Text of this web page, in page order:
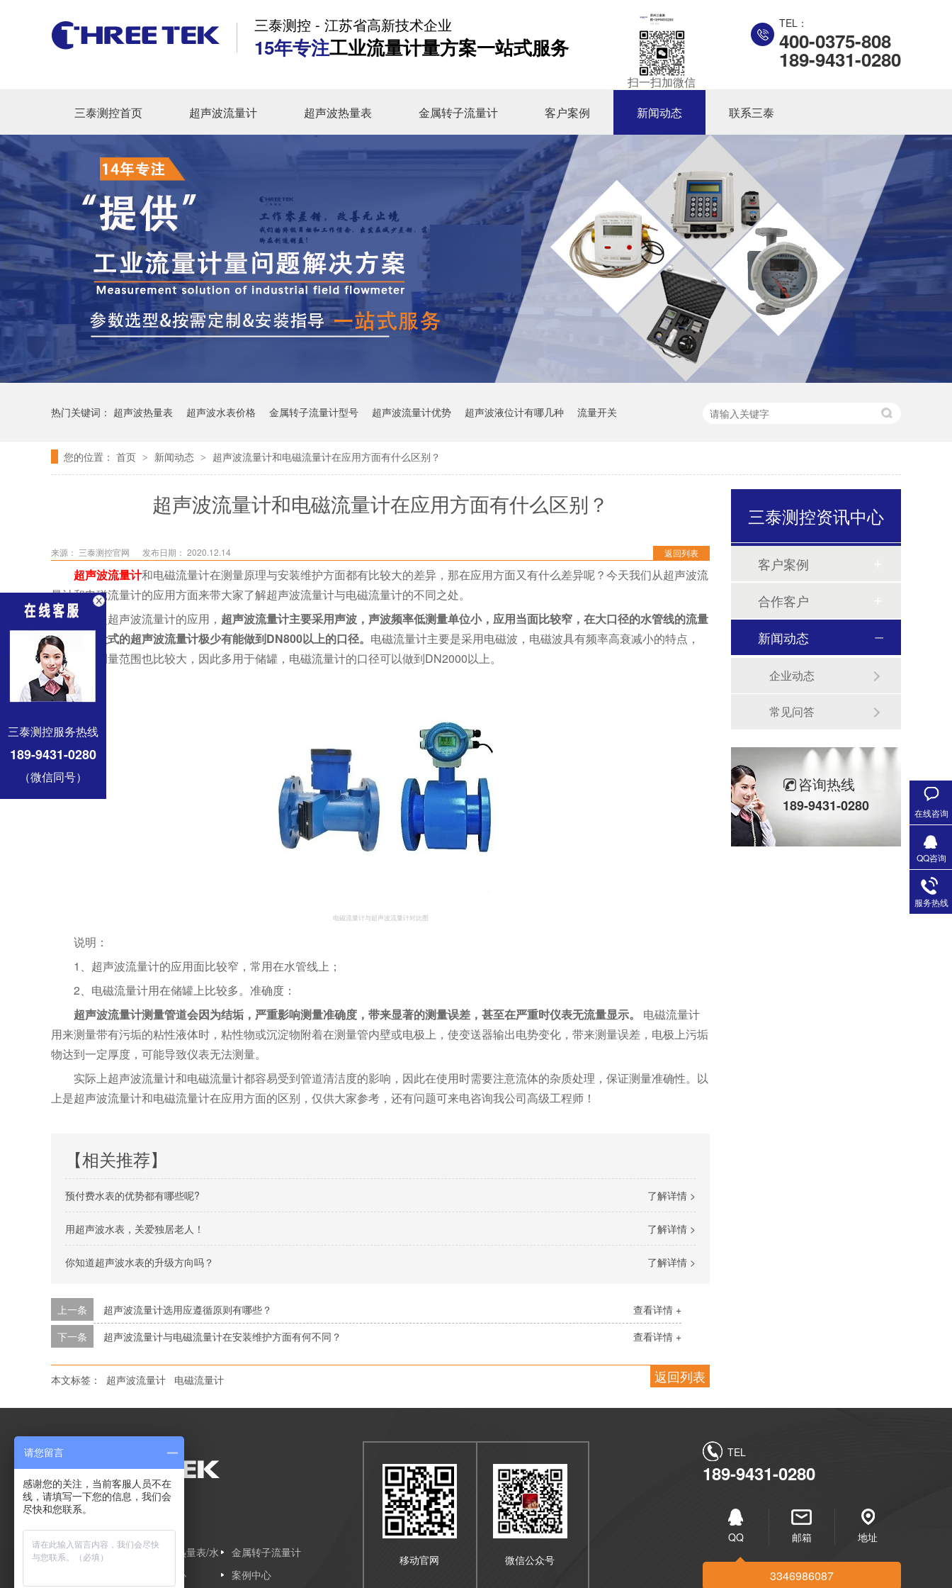
三泰测控 - 江苏省高新技术企业
15年专注工业流量计量方案一站式服务
扫一扫加微信
TEL：
400-0375-808
189-9431-0280
三泰测控首页 超声波流量计 超声波热量表 金属转子流量计 客户案例 新闻动态 联系三泰
热门关键词： 超声波热量表 超声波水表价格 金属转子流量计型号 超声波流量计优势 超声波液位计有哪几种 流量开关
您的位置： 首页 > 新闻动态 > 超声波流量计和电磁流量计在应用方面有什么区别？
超声波流量计和电磁流量计在应用方面有什么区别？
返回列表
来源： 三泰测控官网 发布日期： 2020.12.14
超声波流量计和电磁流量计在测量原理与安装维护方面都有比较大的差异，那在应用方面又有什么差异呢？今天我们从超声波流
量计和电磁流量计的应用方面来带大家了解超声波流量计与电磁流量计的不同之处。
首先是超声波流量计的应用， 超声波流量计主要采用声波，声波频率低测量单位小，应用当面比较窄，在大口径的水管线的流量
测量，管段式的超声波流量计极少有能做到DN800以上的口径。 电磁流量计主要是采用电磁波，电磁波具有频率高衰减小的特点，
导波管的测量范围也比较大，因此多用于储罐，电磁流量计的口径可以做到DN2000以上。
电磁流量计与超声波流量计对比图
说明：
1、超声波流量计的应用面比较窄，常用在水管线上；
2、电磁流量计用在储罐上比较多。准确度：
超声波流量计测量管道会因为结垢，严重影响测量准确度，带来显著的测量误差，甚至在严重时仪表无流量显示。
电磁流量计
用来测量带有污垢的粘性液体时，粘性物或沉淀物附着在测量管内壁或电极上，使变送器输出电势变化，带来测量误差，电极上污垢
物达到一定厚度，可能导致仪表无法测量。
实际上超声波流量计和电磁流量计都容易受到管道清洁度的影响，因此在使用时需要注意流体的杂质处理，保证测量准确性。以
上是超声波流量计和电磁流量计在应用方面的区别，仅供大家参考，还有问题可来电咨询我公司高级工程师！
【相关推荐】
了解详情 >
预付费水表的优势都有哪些呢?
了解详情 >
用超声波水表，关爱独居老人！
了解详情 >
你知道超声波水表的升级方向吗？
查看详情 +
上一条
超声波流量计选用应遵循原则有哪些？
查看详情 +
下一条 超声波流量计与电磁流量计在安装维护方面有何不同？
返回列表
本文标签： 超声波流量计 电磁流量计
三泰测控资讯中心
客户案例
合作客户
新闻动态
企业动态
常见问答
咨询热线
189-9431-0280
网站首页
超声波热量表/水
金属转子流量计
产品中心 案例中心
移动官网 微信公众号
TEL
189-9431-0280
QQ
3346986087
邮箱 地址
在线咨询
QQ咨询
服务热线
三泰测控服务热线
189-9431-0280
（微信同号）
请您留言
感谢您的关注，当前客服人员不在
线，请填写一下您的信息，我们会
尽快和您联系。